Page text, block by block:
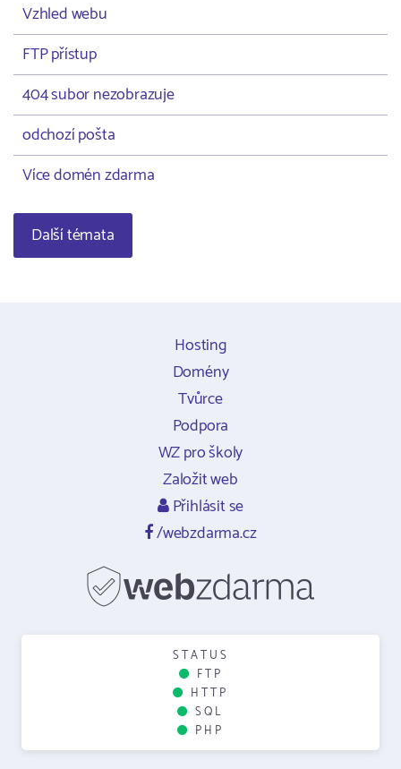
Vzhled webu
FTP přístup
404 subor nezobrazuje
odchozí pošta
Více domén zdarma
Další témata
Hosting
Domény
Tvůrce
Podpora
WZ pro školy
Založit web
Přihlásit se
/webzdarma.cz
STATUS
FTP
HTTP
SQL
PHP